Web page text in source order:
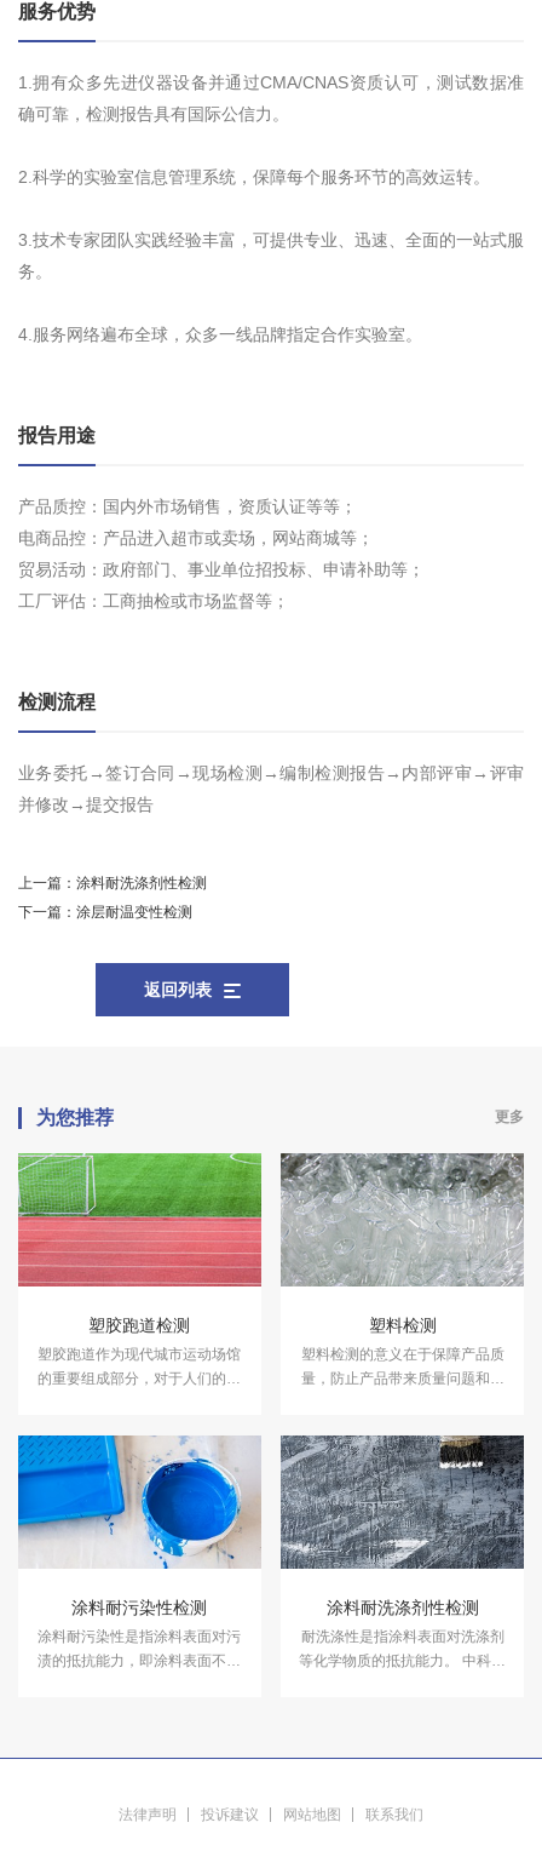
服务优势
1.拥有众多先进仪器设备并通过CMA/CNAS资质认可，测试数据准
确可靠，检测报告具有国际公信力。
2.科学的实验室信息管理系统，保障每个服务环节的高效运转。
3.技术专家团队实践经验丰富，可提供专业、迅速、全面的一站式服
务。
4.服务网络遍布全球，众多一线品牌指定合作实验室。
报告用途
产品质控：国内外市场销售，资质认证等等；
电商品控：产品进入超市或卖场，网站商城等；
贸易活动：政府部门、事业单位招投标、申请补助等；
工厂评估：工商抽检或市场监督等；
检测流程
业务委托→签订合同→现场检测→编制检测报告→内部评审→评审
并修改→提交报告
上一篇： 涂料耐洗涤剂性检测
下一篇： 涂层耐温变性检测
返回列表
为您推荐 更多
塑胶跑道检测
塑胶跑道作为现代城市运动场馆
的重要组成部分，对于人们的健
测及其他各类运动场地检测。
塑料检测
塑料检测的意义在于保障产品质
量，防止产品带来质量问题和安
测、塑料成分分析等领域的检
测，并出具具有CMA资质的塑料
检测报告。
涂料耐污染性检测
涂料耐污染性是指涂料表面对污
渍的抵抗能力，即涂料表面不易
CNAS资质。
涂料耐洗涤剂性检测
耐洗涤性是指涂料表面对洗涤剂
等化学物质的抵抗能力。 中科检
法律声明 投诉建议 网站地图 联系我们